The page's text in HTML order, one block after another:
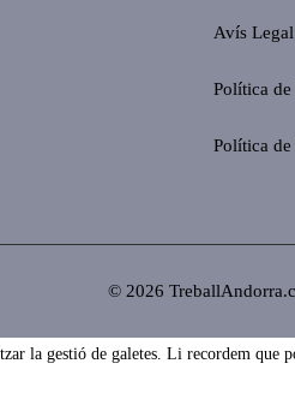
Avís Legal
Política
Política
© 2026
la gestió de galetes. Li recordem que